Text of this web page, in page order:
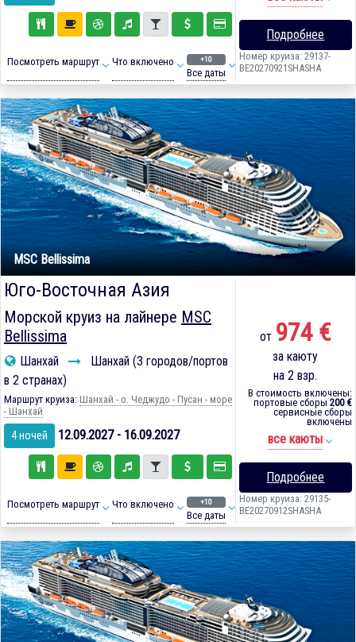
Посмотреть маршрут Что включено +10
Все даты
Подробнее
Номер круиза: 29137-
BE20270921SHASHA
MSC Bellissima
Юго-Восточная Азия
Морской круиз на лайнере MSC
Bellissima
Шанхай
Шанхай (3 городов/портов
в 2 странах)
Маршрут круиза: Шанхай - о. Чеджудо - Пусан - море
- Шанхай
4 ночей 12.09.2027 - 16.09.2027
Посмотреть маршрут Что включено +10
Все даты
от 974 €
за каюту
на 2 взр.
В стоимость включены:
портовые сборы 200 €
сервисные сборы
включены
все каюты
Подробнее
Номер круиза: 29135-
BE20270912SHASHA